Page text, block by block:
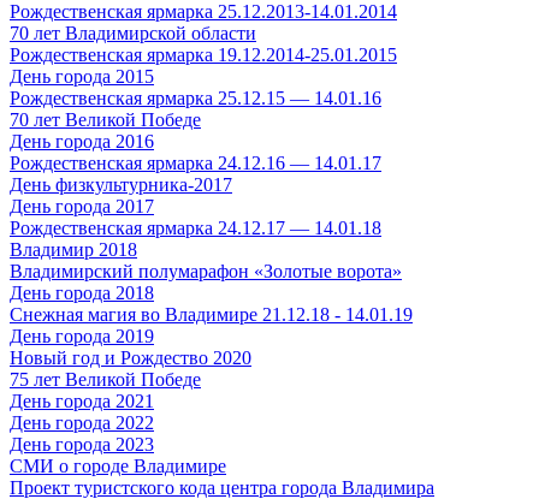
Рождественская ярмарка 25.12.2013-14.01.2014
70 лет Владимирской области
Рождественская ярмарка 19.12.2014-25.01.2015
День города 2015
Рождественская ярмарка 25.12.15 — 14.01.16
70 лет Великой Победе
День города 2016
Рождественская ярмарка 24.12.16 — 14.01.17
День физкультурника-2017
День города 2017
Рождественская ярмарка 24.12.17 — 14.01.18
Владимир 2018
Владимирский полумарафон «Золотые ворота»
День города 2018
Снежная магия во Владимире 21.12.18 - 14.01.19
День города 2019
Новый год и Рождество 2020
75 лет Великой Победе
День города 2021
День города 2022
День города 2023
СМИ о городе Владимире
Проект туристского кода центра города Владимира